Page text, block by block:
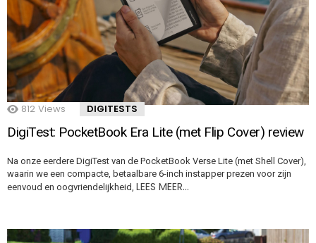
812 Views DIGITESTS
DigiTest: PocketBook Era Lite (met Flip Cover) review
Na onze eerdere DigiTest van de PocketBook Verse Lite (met Shell Cover),
waarin we een compacte, betaalbare 6-inch instapper prezen voor zijn
eenvoud en oogvriendelijkheid, LEES MEER…